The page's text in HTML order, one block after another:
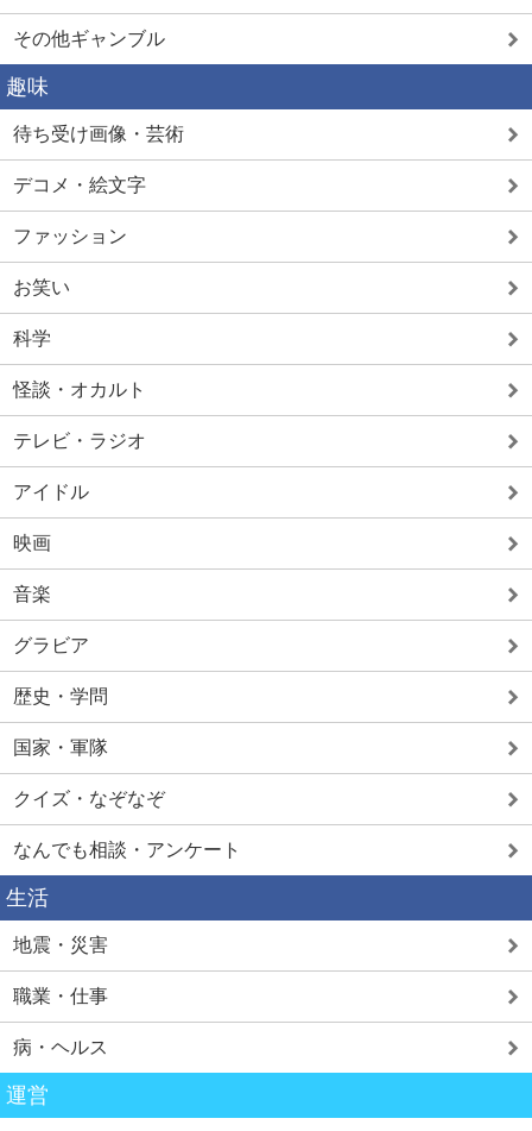
その他ギャンブル
趣味
待ち受け画像・芸術
デコメ・絵文字
ファッション
お笑い
科学
怪談・オカルト
テレビ・ラジオ
アイドル
映画
音楽
グラビア
歴史・学問
国家・軍隊
クイズ・なぞなぞ
なんでも相談・アンケート
生活
地震・災害
職業・仕事
病・ヘルス
運営